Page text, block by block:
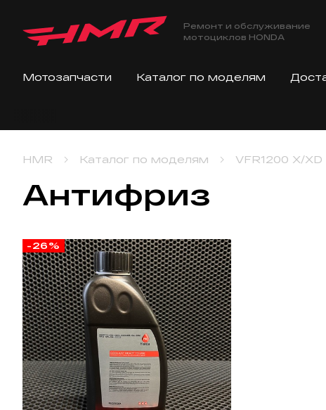
Ремонт и обслуживание
мотоциклов HONDA
Мотозапчасти Каталог по моделям
HMR Каталог по моделям VFR1200 X/XD
Антифриз
-26%